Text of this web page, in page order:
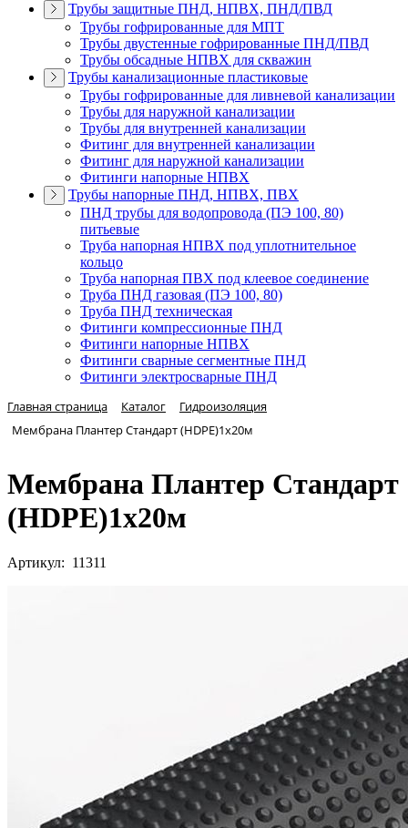
Трубы защитные ПНД, НПВХ, ПНД/ПВД
Трубы гофрированные для МПТ
Трубы двустенные гофрированные ПНД/ПВД
Трубы обсадные НПВХ для скважин
Трубы канализационные пластиковые
Трубы гофрированные для ливневой канализации
Трубы для наружной канализации
Трубы для внутренней канализации
Фитинг для внутренней канализации
Фитинг для наружной канализации
Фитинги напорные НПВХ
Трубы напорные ПНД, НПВХ, ПВХ
ПНД трубы для водопровода (ПЭ 100, 80)
питьевые
Труба напорная НПВХ под уплотнительное
кольцо
Труба напорная ПВХ под клеевое соединение
Труба ПНД газовая (ПЭ 100, 80)
Труба ПНД техническая
Фитинги компрессионные ПНД
Фитинги напорные НПВХ
Фитинги сварные сегментные ПНД
Фитинги электросварные ПНД
Главная страница Каталог
Гидроизоляция
Мембрана Плантер Стандарт (HDPE)1х20м
Мембрана Плантер Стандарт
(HDPE)1х20м
Артикул: 11311